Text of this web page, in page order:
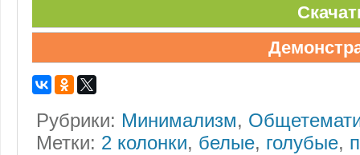
Рубрики: Минимализм,
Метки: 2 колонки, белые, голубые,